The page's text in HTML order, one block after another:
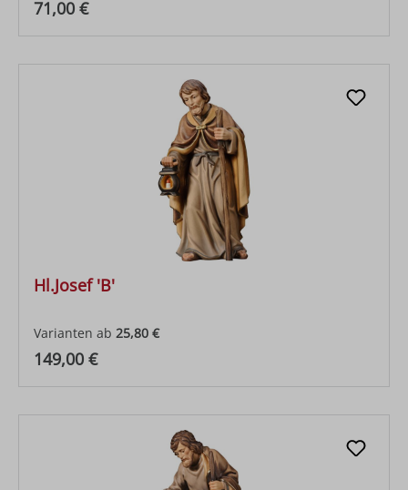
Regulärer Preis:
71,00 €
Hl.Josef 'B'
Varianten ab 25,80 €
Regulärer Preis:
149,00 €